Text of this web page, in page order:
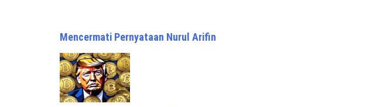
Mencermati Pernyataan Nurul Arifin